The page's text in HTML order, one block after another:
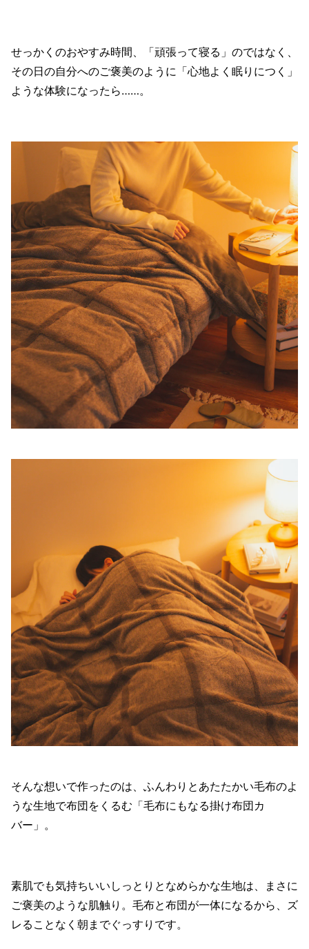
せっかくのおやすみ時間、「頑張って寝る」のではなく、
その日の自分へのご褒美のように「心地よく眠りにつく」
ような体験になったら……。
そんな想いで作ったのは、ふんわりとあたたかい毛布のよ
うな生地で布団をくるむ「毛布にもなる掛け布団カ
バー」。
素肌でも気持ちいいしっとりとなめらかな生地は、まさに
ご褒美のような肌触り。毛布と布団が一体になるから、ズ
レることなく朝までぐっすりです。